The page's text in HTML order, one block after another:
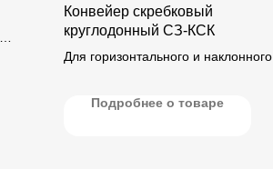
Конвейер скребковый
круглодонный СЗ-КСК
Для горизонтального и наклонного
Подробнее о товаре